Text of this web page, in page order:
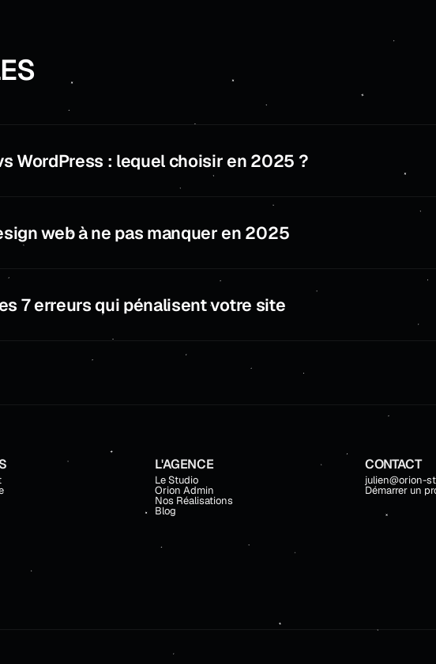
WordPress : lequel choisir en 2025 ?
web à ne pas manquer en 2025
7 erreurs qui pénalisent votre site
L'AGENCE
Le Studio
Orion Admin
Nos Réalisations
Blog
CONTACT
julien@orion-
Démarrer un